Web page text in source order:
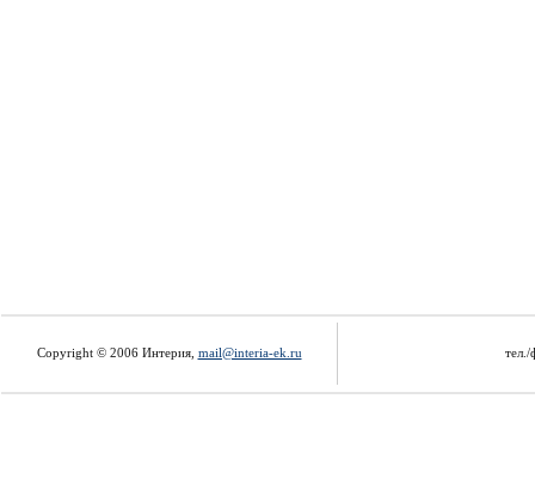
Copyright © 2006 Интерия, mail@interia-ek.ru